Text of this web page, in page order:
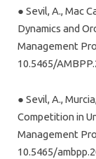
● Sevil, A., Mac
Dynamics and
Management
10.5465/
● Sevil, A.,
Competition in
Management
10.5465/